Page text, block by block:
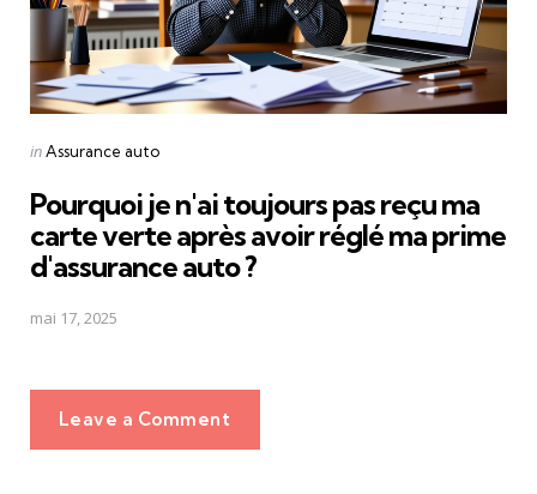
Posted
inAssurance auto
Pourquoi je n'ai toujours pas reçu ma
carte verte après avoir réglé ma prime
d'assurance auto ?
mai 17, 2025
Leave a Comment